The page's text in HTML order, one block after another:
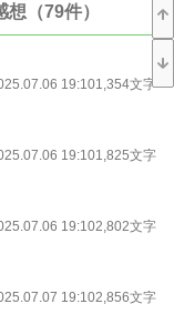
ァンスとシルフィーナは
た――
想（79件）
19:101,354文字
19:101,825文字
19:102,802文字
19:102,856文字